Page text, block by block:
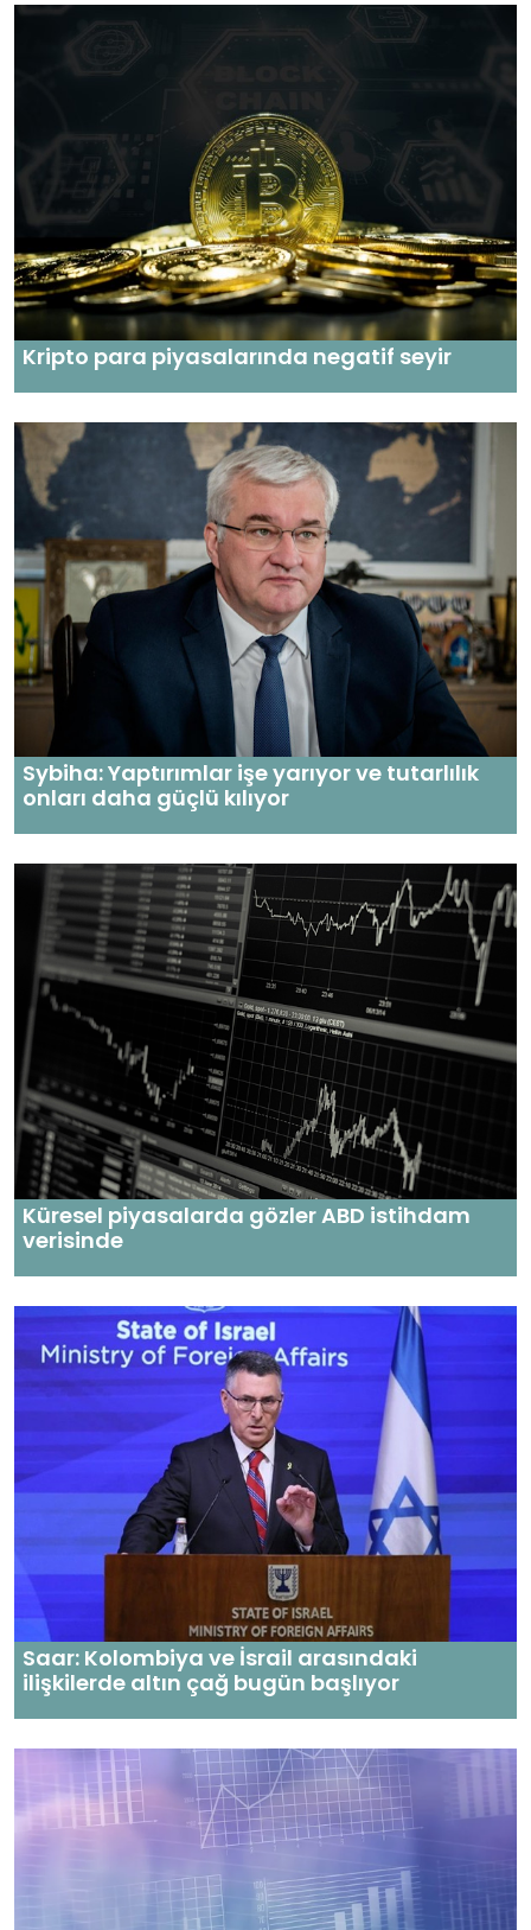
Kripto para piyasalarında negatif seyir
Sybiha: Yaptırımlar işe yarıyor ve tutarlılık
onları daha güçlü kılıyor
Küresel piyasalarda gözler ABD istihdam
verisinde
Saar: Kolombiya ve İsrail arasındaki
ilişkilerde altın çağ bugün başlıyor